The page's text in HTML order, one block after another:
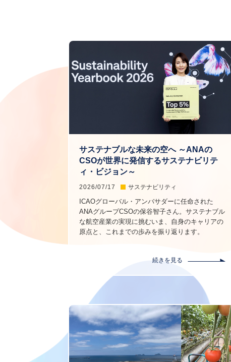
サステナブルな未来の空へ ～ANAの
CSOが世界に発信するサステナビリテ
ィ・ビジョン～
2026/07/17 サステナビリティ
ICAOグローバル・アンバサダーに任命された
ANAグループCSOの保谷智子さん。サステナブル
な航空産業の実現に挑むいま、自身のキャリアの
原点と、これまでの歩みを振り返ります。
続きを見る